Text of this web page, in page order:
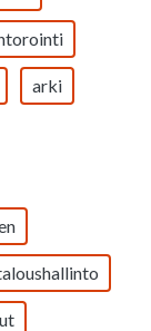
arki